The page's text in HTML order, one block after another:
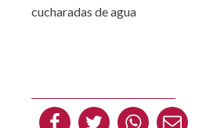
cucharadas de agua